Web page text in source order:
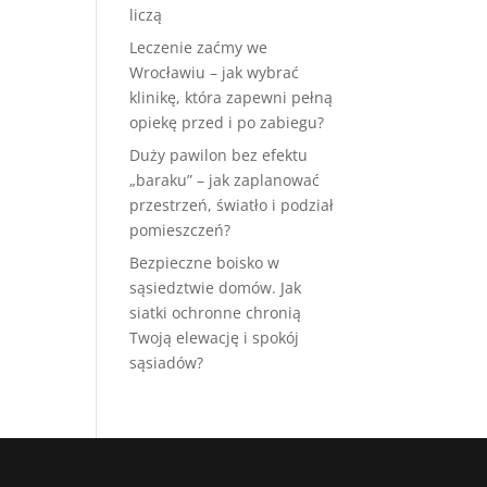
liczą
Leczenie zaćmy we
Wrocławiu – jak wybrać
klinikę, która zapewni pełną
opiekę przed i po zabiegu?
Duży pawilon bez efektu
„baraku” – jak zaplanować
przestrzeń, światło i podział
pomieszczeń?
Bezpieczne boisko w
sąsiedztwie domów. Jak
siatki ochronne chronią
Twoją elewację i spokój
sąsiadów?